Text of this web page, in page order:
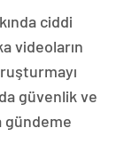
ciddi
videoların
güvenlik ve
gündeme